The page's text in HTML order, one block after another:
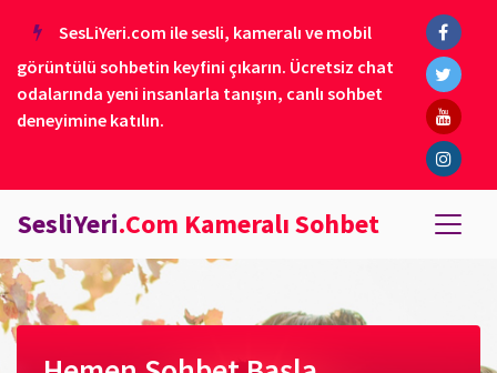
SesLiYeri.com ile sesli, kameralı ve mobil
görüntülü sohbetin keyfini çıkarın. Ücretsiz chat
odalarında yeni insanlarla tanışın, canlı sohbet
deneyimine katılın.
SesliYeri.Com Kameralı Sohbet